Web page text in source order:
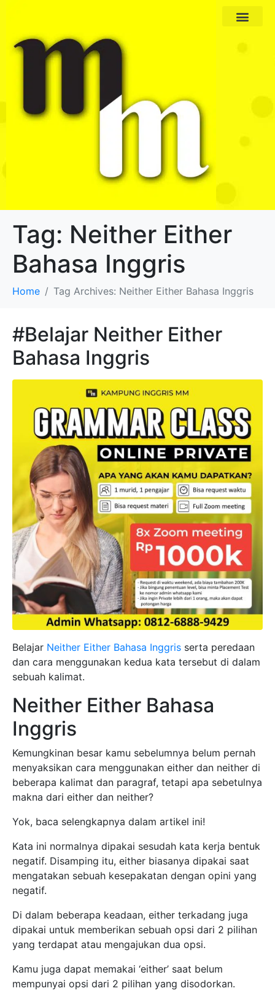
Tag: Neither Either
Bahasa Inggris
Home Tag Archives: Neither Either Bahasa Inggris
#Belajar Neither Either
Bahasa Inggris
Belajar Neither Either Bahasa Inggris serta peredaan
dan cara menggunakan kedua kata tersebut di dalam
sebuah kalimat.
Neither Either Bahasa
Inggris
Kemungkinan besar kamu sebelumnya belum pernah
menyaksikan cara menggunakan either dan neither di
beberapa kalimat dan paragraf, tetapi apa sebetulnya
makna dari either dan neither?
Yok, baca selengkapnya dalam artikel ini!
Kata ini normalnya dipakai sesudah kata kerja bentuk
negatif. Disamping itu, either biasanya dipakai saat
mengatakan sebuah kesepakatan dengan opini yang
negatif.
Di dalam beberapa keadaan, either terkadang juga
dipakai untuk memberikan sebuah opsi dari 2 pilihan
yang terdapat atau mengajukan dua opsi.
Kamu juga dapat memakai ‘either’ saat belum
mempunyai opsi dari 2 pilihan yang disodorkan.